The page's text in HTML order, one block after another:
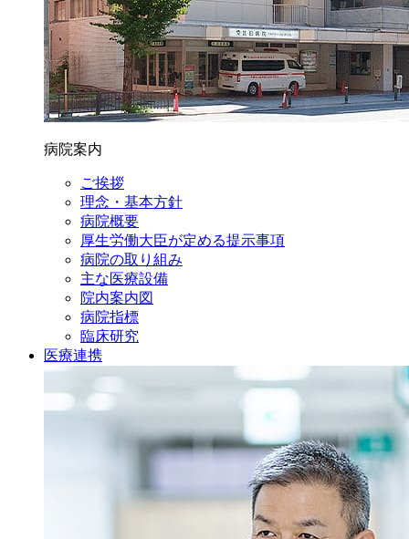
病院案内
ご挨拶
理念・基本方針
病院概要
厚生労働大臣が定める提示事項
病院の取り組み
主な医療設備
院内案内図
病院指標
臨床研究
医療連携